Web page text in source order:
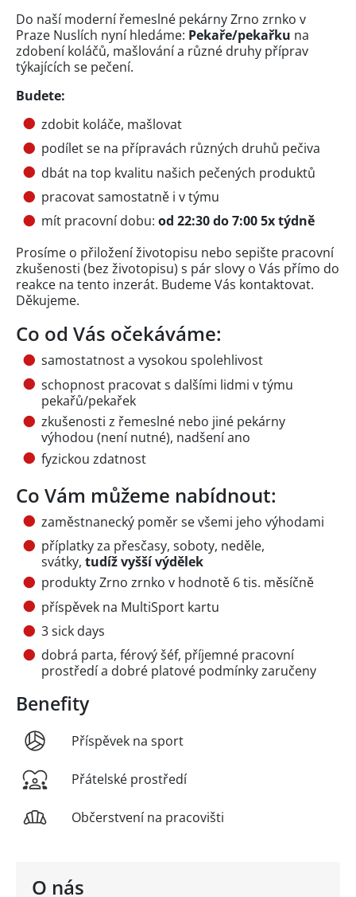
O nás
Do naší moderní řemeslné pekárny Zrno zrnko v
Praze Nuslích nyní hledáme: Pekaře/pekařku na
zdobení koláčů, mašlování a různé druhy příprav
týkajících se pečení.
Budete:
zdobit koláče, mašlovat
podílet se na přípravách různých druhů pečiva
dbát na top kvalitu našich pečených produktů
pracovat samostatně i v týmu
mít pracovní dobu: od 22:30 do 7:00 5x týdně
Prosíme o přiložení životopisu nebo sepište pracovní
zkušenosti (bez životopisu) s pár slovy o Vás přímo do
reakce na tento inzerát. Budeme Vás kontaktovat.
Děkujeme.
Co od Vás očekáváme:
samostatnost a vysokou spolehlivost
schopnost pracovat s dalšími lidmi v týmu
pekařů/pekařek
zkušenosti z řemeslné nebo jiné pekárny
výhodou (není nutné), nadšení ano
fyzickou zdatnost
Co Vám můžeme nabídnout:
zaměstnanecký poměr se všemi jeho výhodami
příplatky za přesčasy, soboty, neděle,
svátky, tudíž vyšší výdělek
produkty Zrno zrnko v hodnotě 6 tis. měsíčně
příspěvek na MultiSport kartu
3 sick days
dobrá parta, férový šéf, příjemné pracovní
prostředí a dobré platové podmínky zaručeny
Benefity
Příspěvek na sport
Přátelské prostředí
Občerstvení na pracovišti